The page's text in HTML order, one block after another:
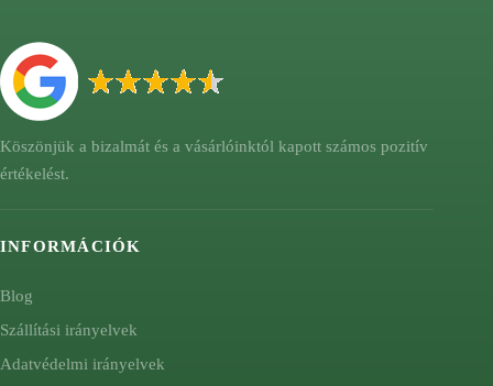
Köszönjük a bizalmát és a vásárlóinktól kapott számos pozitív
értékelést.
INFORMÁCIÓK
Blog
Szállítási irányelvek
Adatvédelmi irányelvek